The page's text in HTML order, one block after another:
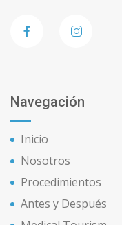
Navegación
Inicio
Nosotros
Procedimientos
Antes y Después